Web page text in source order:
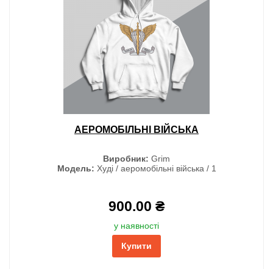
АЕРОМОБІЛЬНІ ВІЙСЬКА
Виробник: Grim
Модель: Худі / аеромобільні війська / 1
900.00 ₴
у наявності
Купити